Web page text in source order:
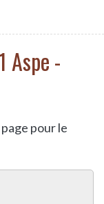
Aspe -
pour le